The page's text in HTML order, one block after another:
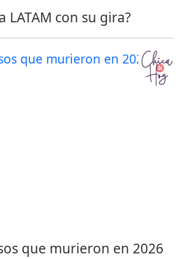
LATAM con su gira?
que murieron en 2026